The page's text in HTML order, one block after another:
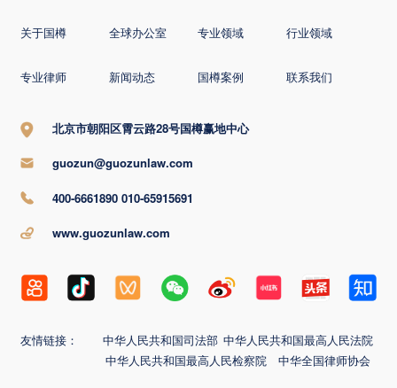
关于国樽 全球办公室 专业领域 行业领域
专业律师 新闻动态 国樽案例 联系我们
北京市朝阳区霄云路28号国樽赢地中心
guozun@guozunlaw.com
400-6661890 010-65915691
www.guozunlaw.com
友情链接： 中华人民共和国司法部 中华人民共和国最高人民法院
中华人民共和国最高人民检察院
中华全国律师协会